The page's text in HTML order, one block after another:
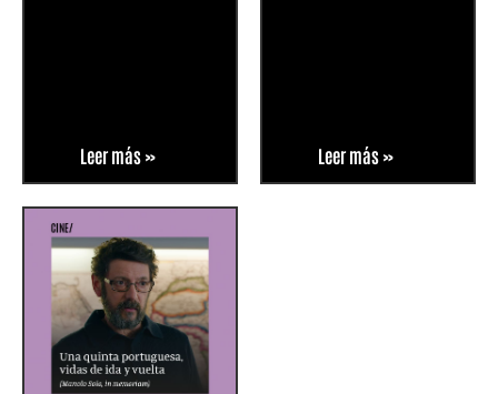
Leer más » Leer más »